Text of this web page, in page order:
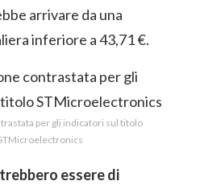
arrivare da una
inferiore a 43,71 €.
per gli indicatori sul titolo
essere di